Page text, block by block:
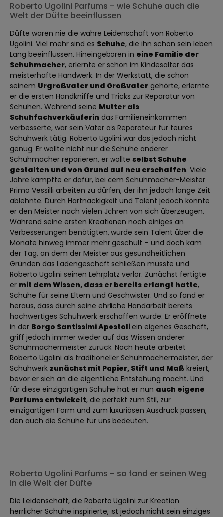
Roberto Ugolini Parfums – wie Schuhe auch die
Welt der Düfte beeinflussen
Düfte waren nie die wahre Leidenschaft von Roberto
Ugolini. Viel mehr sind es Schuhe, die ihn schon sein leben
Lang beeinflussen. Hineingeboren in eine Familie der
Schuhmacher, erlernte er schon im Kindesalter das
meisterhafte Handwerk. In der Werkstatt, die schon
seinem Urgroßvater und Großvater gehörte, erlernte
er die ersten Handkniffe und Tricks zur Reparatur von
Schuhen. Während seine Mutter als
Schuhfachverkäuferin das Familieneinkommen
verbesserte, war sein Vater als Reparateur für teures
Schuhwerk tätig. Roberto Ugolini war das jedoch nicht
genug. Er wollte nicht nur die Schuhe anderer
Schuhmacher reparieren, er wollte selbst Schuhe
gestalten und von Grund auf neu erschaffen. Viele
Jahre kämpfte er dafür, bei dem Schuhmacher-Meister
Primo Vessilli arbeiten zu dürfen, der ihn jedoch lange Zeit
ablehnte. Durch Hartnäckigkeit und Talent jedoch konnte
er den Meister nach vielen Jahren von sich überzeugen.
Während seine ersten Kreationen noch einiges an
Verbesserungen benötigten, wurde sein Talent über die
Monate hinweg immer mehr geschult – und doch kam
der Tag, an dem der Meister aus gesundheitlichen
Gründen das Ladengeschäft schließen musste und
Roberto Ugolini seinen Lehrplatz verlor. Zunächst fertigte
er mit dem Wissen, dass er bereits erlangt hatte,
Schuhe für seine Eltern und Geschwister. Und so fand er
heraus, dass durch seine ehrliche Handarbeit bereits
hochwertiges Schuhwerk erschaffen wurde. Er eröffnete
in der Borgo Santissimi Apostoli ein eigenes Geschäft,
griff jedoch immer wieder auf das Wissen anderer
Schuhmachermeister zurück. Noch heute arbeitet
Roberto Ugolini als traditioneller Schuhmachermeister, der
Schuhwerk zunächst mit Papier, Stift und Maß kreiert,
bevor er sich an die eigentliche Entstehung macht. Und
für diese einzigartigen Schuhe hat er nun auch eigene
Parfums entwickelt, die perfekt zum Stil, zur
einzigartigen Form und zum luxuriösen Ausdruck passen,
den auch die Schuhe für uns bedeuten.
Roberto Ugolini Parfums – so fand er seinen Weg
in die Welt der Düfte
Die Leidenschaft, die Roberto Ugolini zur Kreation
herrlicher Schuhe inspirierte, ist jedoch nicht sein einziges